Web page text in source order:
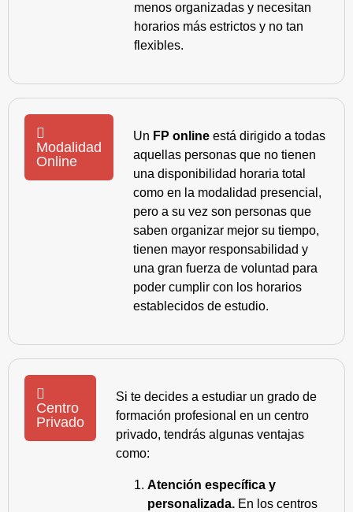
menos organizadas y necesitan
horarios más estrictos y no tan
flexibles.
Modalidad
Online
Un FP online está dirigido a todas
aquellas personas que no tienen
una disponibilidad horaria total
como en la modalidad presencial,
pero a su vez son personas que
saben organizar mejor su tiempo,
tienen mayor responsabilidad y
una gran fuerza de voluntad para
poder cumplir con los horarios
establecidos de estudio.
Centro
Privado
Si te decides a estudiar un grado de
formación profesional en un centro
privado, tendrás algunas ventajas
como:
Atención específica y
personalizada. En los centros